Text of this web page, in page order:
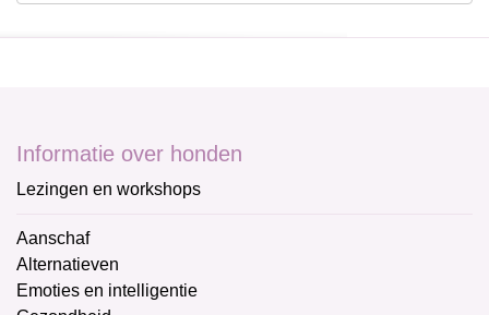
Informatie over honden
Lezingen en workshops
Aanschaf
Alternatieven
Emoties en intelligentie